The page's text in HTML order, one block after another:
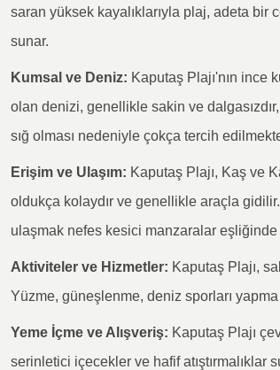
saran yüksek kayalıklarıyla plaj, adeta
sunar.
Kumsal ve Deniz: Kaputaş Plajı'nın ince
olan denizi, genellikle sakin ve
sığ olması nedeniyle çokça tercih
Erişim ve Ulaşım: Kaputaş Plajı, Kaş ve
oldukça kolaydır ve genellikle araçla
ulaşmak nefes kesici manzaralar
Aktiviteler ve Hizmetler: Kaputaş Plajı,
Yüzme, güneşlenme, deniz sporları
Yeme İçme ve Alışveriş: Kaputaş Plajı
serinletici içecekler ve hafif atıştırmalıklar